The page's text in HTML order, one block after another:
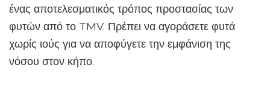
ένας αποτελεσματικός τρόπος προστασίας των
φυτών από το TMV. Πρέπει να αγοράσετε φυτά
χωρίς ιούς για να αποφύγετε την εμφάνιση της
νόσου στον κήπο.